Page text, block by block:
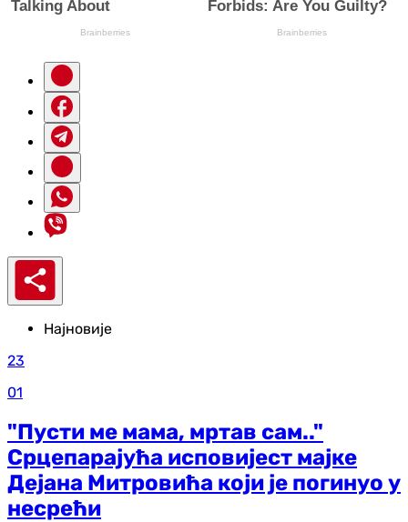
Најновије
23
01
"Пусти ме мама, мртав сам.."
Срцепарајућа исповијест мајке
Дејана Митровића који је погинуо у
несрећи